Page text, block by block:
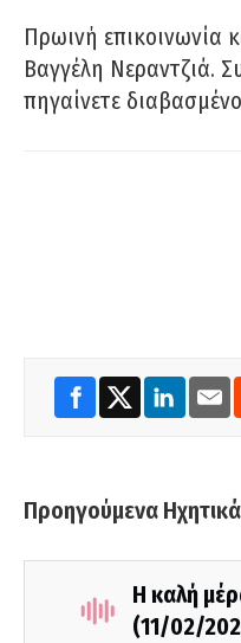
Πρωινή επικοινωνία
Βαγγέλη Νεραντζιά.
πηγαίνετε
Προηγούμενα
Η καλή
(11/02/